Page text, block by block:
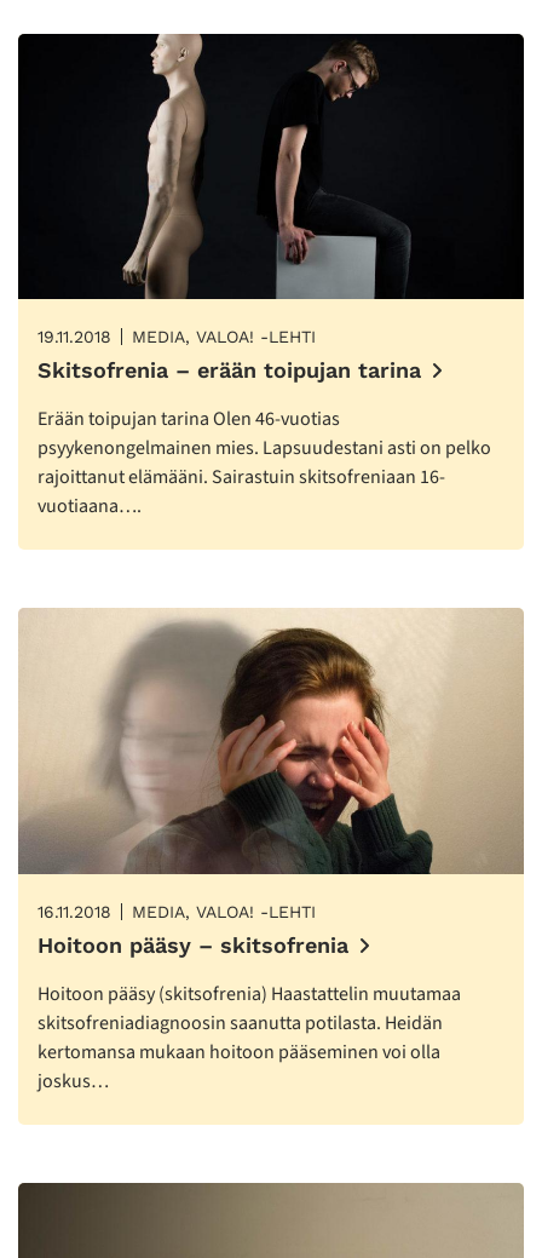
19.11.2018 MEDIA, VALOA! -LEHTI
Skitsofrenia – erään toipujan tarina
Erään toipujan tarina Olen 46-vuotias
psyykenongelmainen mies. Lapsuudestani asti on pelko
rajoittanut elämääni. Sairastuin skitsofreniaan 16-
vuotiaana….
16.11.2018 MEDIA, VALOA! -LEHTI
Hoitoon pääsy – skitsofrenia
Hoitoon pääsy (skitsofrenia) Haastattelin muutamaa
skitsofreniadiagnoosin saanutta potilasta. Heidän
kertomansa mukaan hoitoon pääseminen voi olla
joskus…